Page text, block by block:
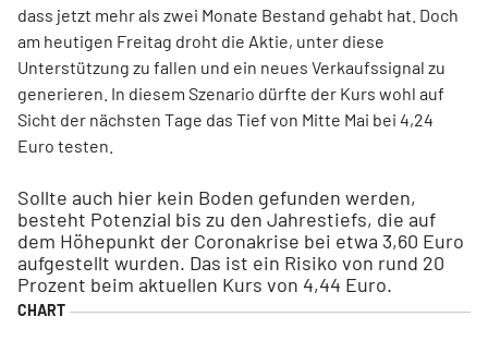
dass jetzt mehr als zwei Monate Bestand gehabt hat. Doch
am heutigen Freitag droht die Aktie, unter diese
Unterstützung zu fallen und ein neues Verkaufssignal zu
generieren. In diesem Szenario dürfte der Kurs wohl auf
Sicht der nächsten Tage das Tief von Mitte Mai bei 4,24
Euro testen.
Sollte auch hier kein Boden gefunden werden,
besteht Potenzial bis zu den Jahrestiefs, die auf
dem Höhepunkt der Coronakrise bei etwa 3,60 Euro
aufgestellt wurden. Das ist ein Risiko von rund 20
Prozent beim aktuellen Kurs von 4,44 Euro.